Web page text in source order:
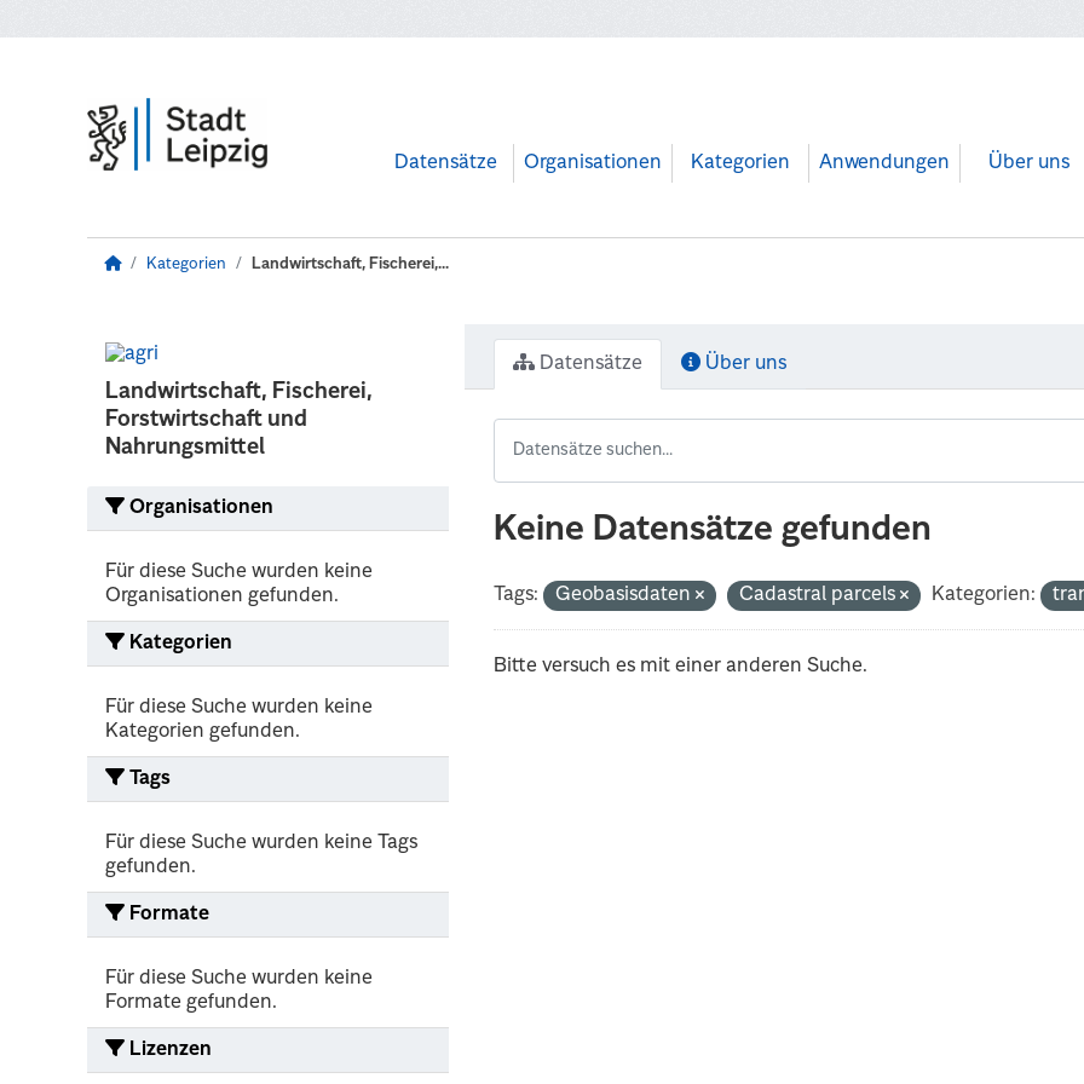
Datensätze Organisationen Kategorien Anwendungen Über uns
Kategorien Landwirtschaft, Fischerei,...
Landwirtschaft, Fischerei,
Forstwirtschaft und
Nahrungsmittel
Organisationen
Für diese Suche wurden keine
Organisationen gefunden.
Kategorien
Für diese Suche wurden keine
Kategorien gefunden.
Tags
Für diese Suche wurden keine Tags
gefunden.
Formate
Für diese Suche wurden keine
Formate gefunden.
Lizenzen
Datensätze Über uns
Keine Datensätze gefunden
Tags: Geobasisdaten Cadastral parcels Kategorien:
Bitte versuch es mit einer anderen Suche.